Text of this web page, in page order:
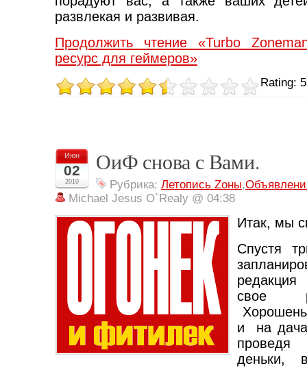
развлекая и развивая.
Продолжить чтение «Turbo
ресурс для геймеров»
Rating:
Июн
02
2010
ОиФ снова с Вами.
Рубрика: Летопись Zоны,
Michael Jesus O`Realy @ 04:38
Итак, мы
Спустя
свое
и на
деньки,